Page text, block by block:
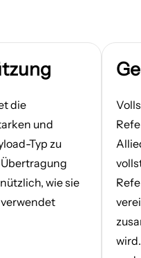
die
und
Typ zu
wie sie